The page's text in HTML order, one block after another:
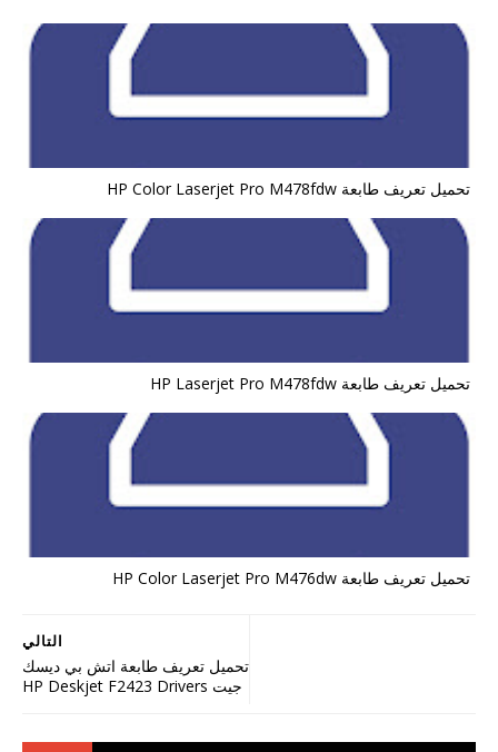
تحميل تعريف طابعة HP Color Laserjet Pro M478fdw
تحميل تعريف طابعة HP Laserjet Pro M478fdw
تحميل تعريف طابعة HP Color Laserjet Pro M476dw
التالي
تحميل تعريف طابعة اتش بي ديسك
جيت HP Deskjet F2423 Drivers